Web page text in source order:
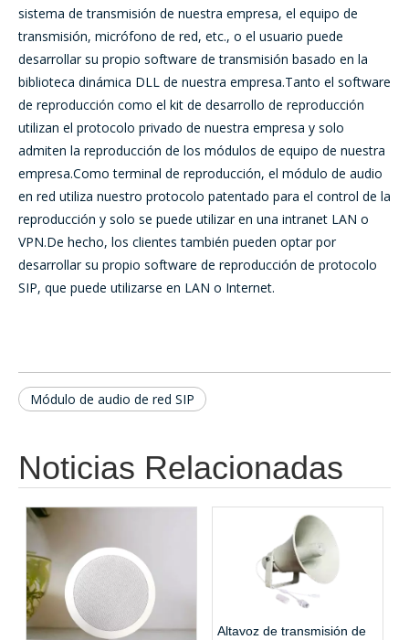
sistema de transmisión de nuestra empresa, el equipo de
transmisión, micrófono de red, etc., o el usuario puede
desarrollar su propio software de transmisión basado en la
biblioteca dinámica DLL de nuestra empresa.Tanto el software
de reproducción como el kit de desarrollo de reproducción
utilizan el protocolo privado de nuestra empresa y solo
admiten la reproducción de los módulos de equipo de nuestra
empresa.Como terminal de reproducción, el módulo de audio
en red utiliza nuestro protocolo patentado para el control de la
reproducción y solo se puede utilizar en una intranet LAN o
VPN.De hecho, los clientes también pueden optar por
desarrollar su propio software de reproducción de protocolo
SIP, que puede utilizarse en LAN o Internet.
Módulo de audio de red SIP
Noticias Relacionadas
Altavoz de transmisión de